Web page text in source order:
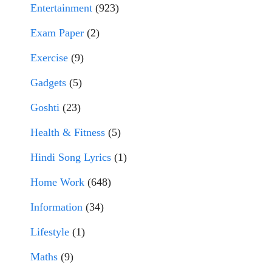
Entertainment (923)
Exam Paper (2)
Exercise (9)
Gadgets (5)
Goshti (23)
Health & Fitness (5)
Hindi Song Lyrics (1)
Home Work (648)
Information (34)
Lifestyle (1)
Maths (9)